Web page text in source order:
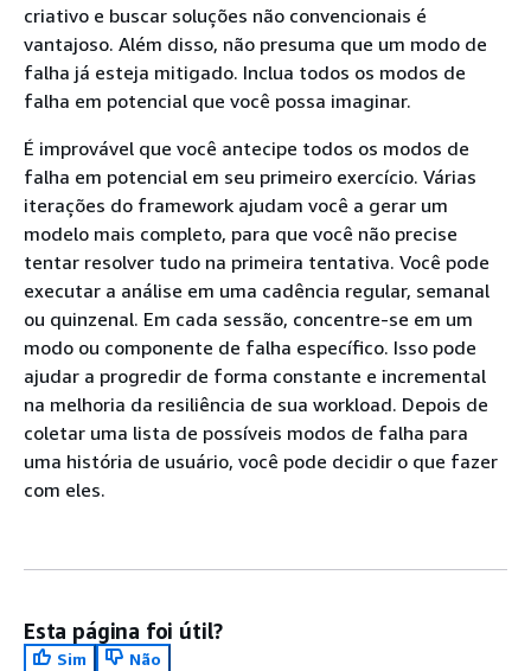
criativo e buscar soluções não convencionais é
vantajoso. Além disso, não presuma que um modo de
falha já esteja mitigado. Inclua todos os modos de
falha em potencial que você possa imaginar.
É improvável que você antecipe todos os modos de
falha em potencial em seu primeiro exercício. Várias
iterações do framework ajudam você a gerar um
modelo mais completo, para que você não precise
tentar resolver tudo na primeira tentativa. Você pode
executar a análise em uma cadência regular, semanal
ou quinzenal. Em cada sessão, concentre-se em um
modo ou componente de falha específico. Isso pode
ajudar a progredir de forma constante e incremental
na melhoria da resiliência de sua workload. Depois de
coletar uma lista de possíveis modos de falha para
uma história de usuário, você pode decidir o que fazer
com eles.
Esta página foi útil?
Sim
Não